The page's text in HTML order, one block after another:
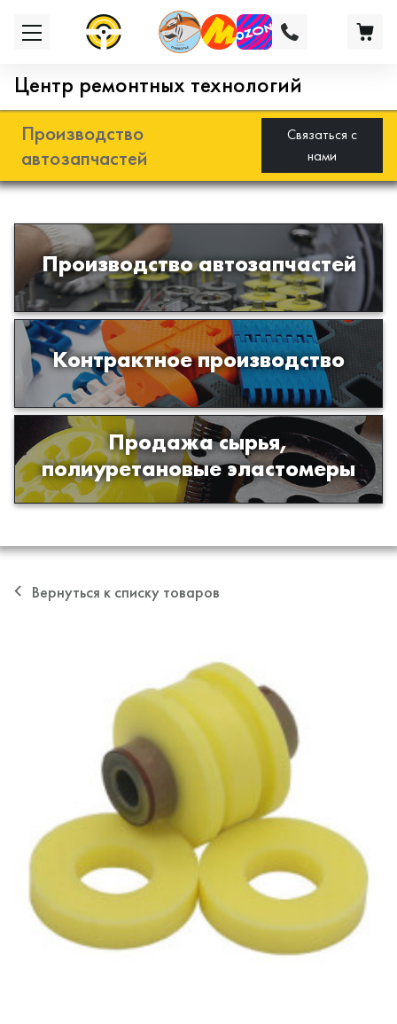
Центр ремонтных технологий
Производство
автозапчастей
Связаться с
нами
Производство автозапчастей
Разработка и производство деталей
из эластомеров для подвески
автомобиля
Контрактное производство
Производство изделий из пластиков
и полимеров по образцам либо
чертежам заказчика
Продажа сырья,
полиуретановые эластомеры
Продажа сырья для производства
изделий из полиуретана
Вернуться к списку товаров